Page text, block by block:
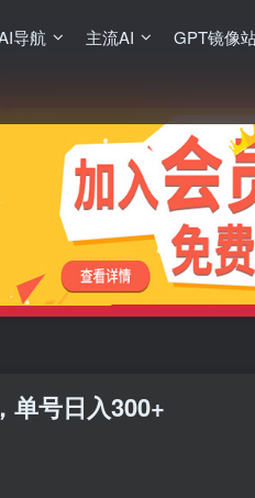
导航 主流AI GPT镜像
单号日入300+